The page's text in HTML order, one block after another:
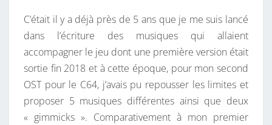
C’était il y a déjà près de 5 ans que je me suis lancé
dans l’écriture des musiques qui allaient
accompagner le jeu dont une première version était
sortie fin 2018 et à cette époque, pour mon second
OST pour le C64, j’avais pu repousser les limites et
proposer 5 musiques différentes ainsi que deux
« gimmicks ». Comparativement à mon premier